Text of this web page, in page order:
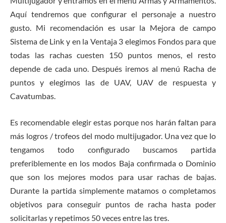
Aquí tendremos que configurar el personaje a nuestro
gusto. Mi recomendación es usar la Mejora de campo
Sistema de Link y en la Ventaja 3 elegimos Fondos para que
todas las rachas cuesten 150 puntos menos, el resto
depende de cada uno. Después iremos al menú Racha de
puntos y elegimos las de UAV, UAV de respuesta y
Cavatumbas.
Es recomendable elegir estas porque nos harán faltan para
más logros / trofeos del modo multijugador. Una vez que lo
tengamos todo configurado buscamos partida
preferiblemente en los modos Baja confirmada o Dominio
que son los mejores modos para usar rachas de bajas.
Durante la partida simplemente matamos o completamos
objetivos para conseguir puntos de racha hasta poder
solicitarlas y repetimos 50 veces entre las tres.